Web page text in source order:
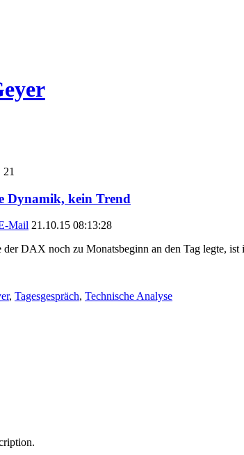
Dynamik, kein Trend
21.10.15 08:13:28
DAX noch zu Monatsbeginn an den Tag legte,
, Tagesgespräch, Technische Analyse